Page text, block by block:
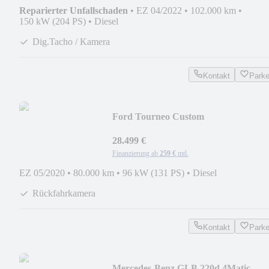
Reparierter Unfallschaden • EZ 04/2022 • 102.000 km •
150 kW (204 PS) • Diesel
Dig.Tacho / Kamera
Kontakt
Ford Tourneo Custom
28.499 €
Finanzierung ab 259 € mtl.
EZ 05/2020 • 80.000 km • 96 kW (131 PS) • Diesel
Rückfahrkamera
Kontakt